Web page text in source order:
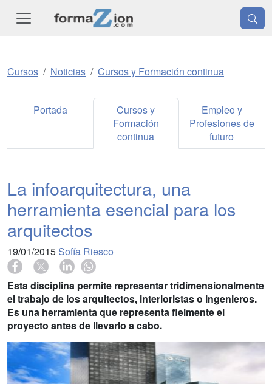
Cursos Noticias Cursos y Formación continua
Portada
Cursos y
Formación
continua
Empleo y
Profesiones de
futuro
La infoarquitectura, una
herramienta esencial para los
arquitectos
19/01/2015 Sofía Riesco
Esta disciplina permite representar tridimensionalmente
el trabajo de los arquitectos, interioristas o ingenieros.
Es una herramienta que representa fielmente el
proyecto antes de llevarlo a cabo.